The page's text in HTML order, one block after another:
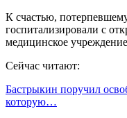
К счастью,
госпитализировали с
медицинское
Сейчас читают:
Бастрыкин поручил
которую…